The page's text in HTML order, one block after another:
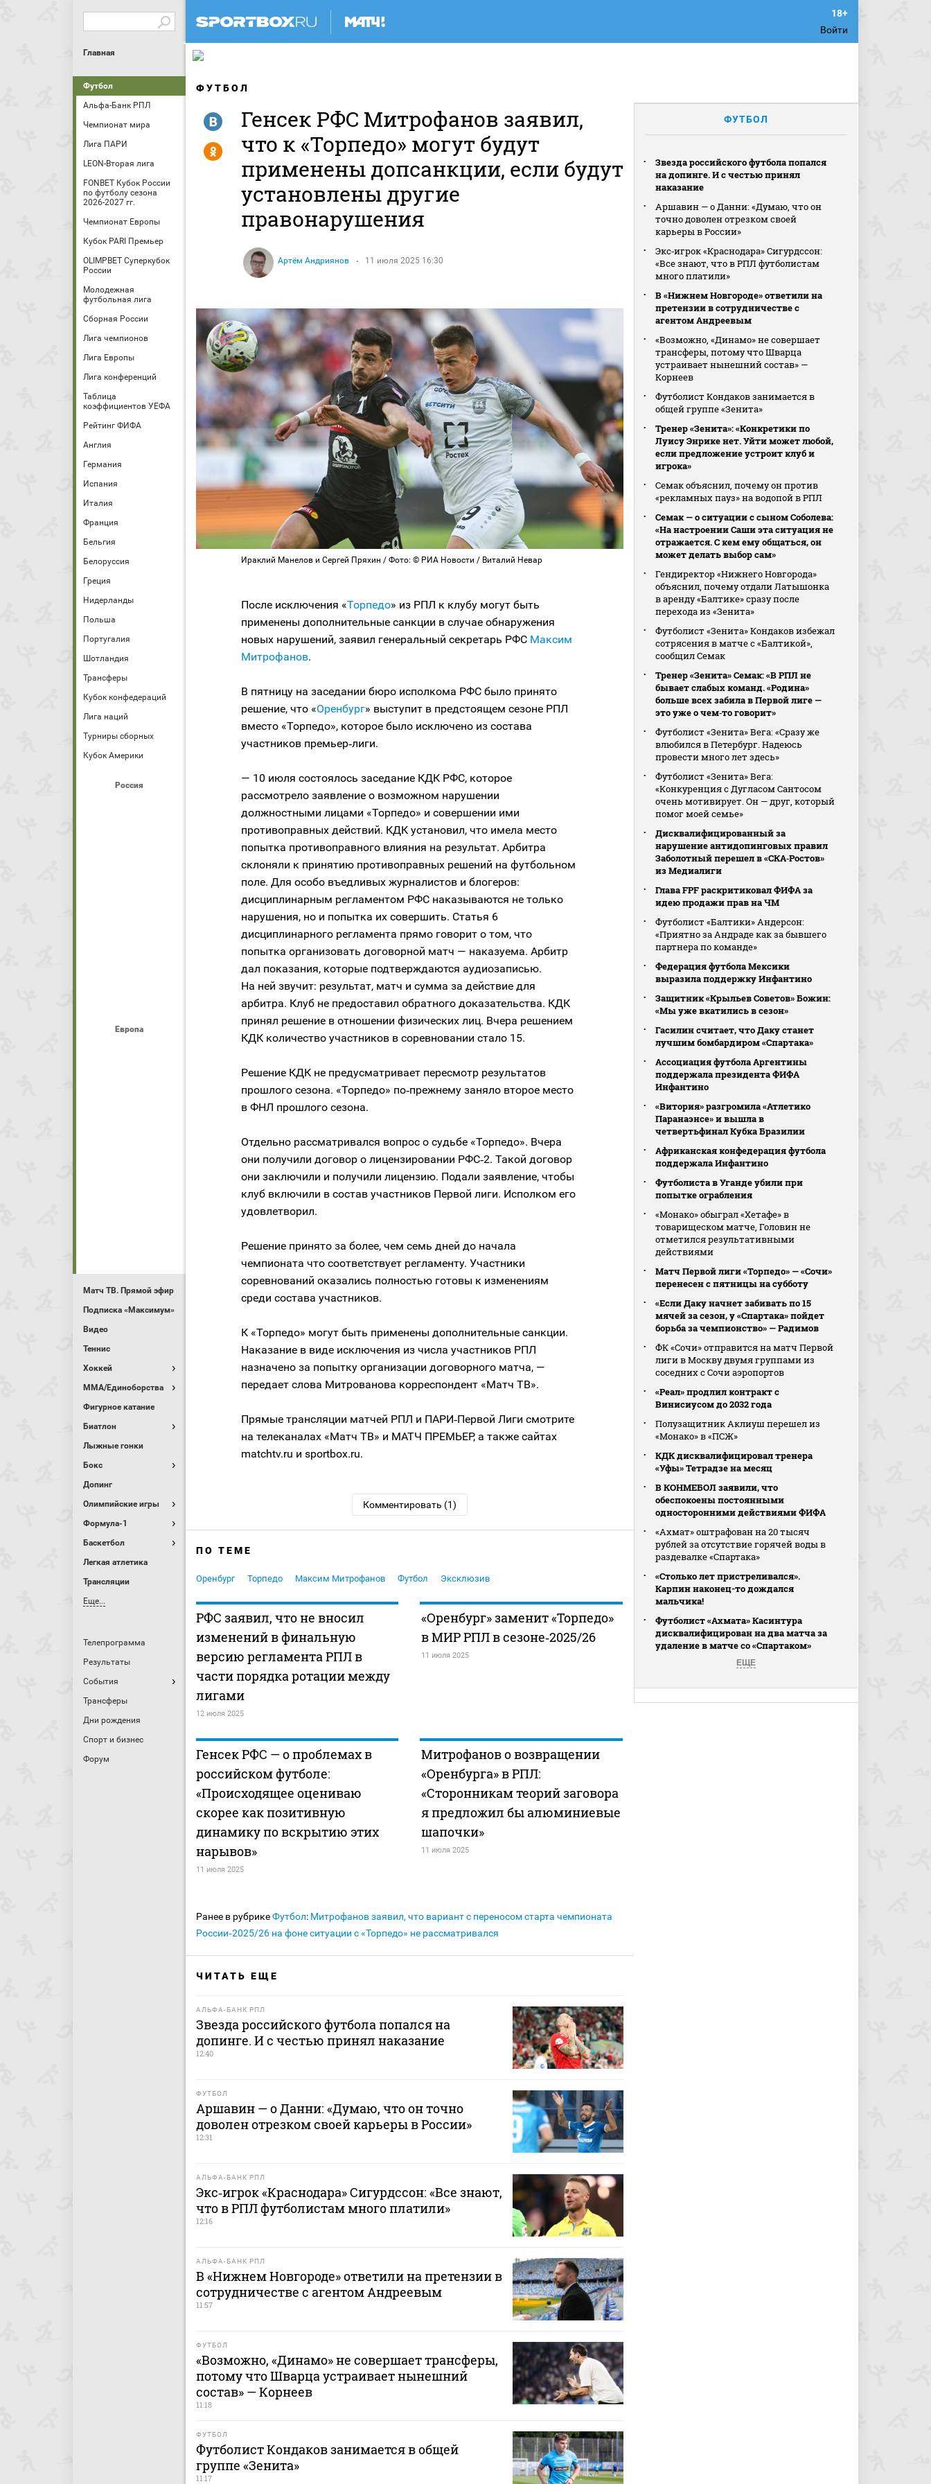
Войти
Главная
Футбол
Альфа-Банк РПЛ
Чемпионат мира
Лига ПАРИ
LEON-Вторая лига
FONBET Кубок России
по футболу сезона
2026-2027 гг.
Чемпионат Европы
Кубок PARI Премьер
OLIMPBET Суперкубок
России
Молодежная
футбольная лига
Сборная России
Лига чемпионов
Лига Европы
Лига конференций
Таблица
коэффициентов УЕФА
Рейтинг ФИФА
Англия
Германия
Испания
Италия
Франция
Бельгия
Белоруссия
Греция
Нидерланды
Польша
Португалия
Шотландия
Трансферы
Кубок конфедераций
Лига наций
Турниры сборных
Кубок Америки
Россия
Европа
Матч ТВ. Прямой эфир
Подписка «Максимум»
Видео
Теннис
Хоккей
MMA/Единоборства
Фигурное катание
Биатлон
Лыжные гонки
Бокс
Допинг
Олимпийские игры
Формула-1
Баскетбол
Легкая атлетика
Трансляции
Еще...
Телепрограмма
Результаты
События
Трансферы
Дни рождения
Спорт и бизнес
Форум
ФУТБОЛ
Генсек РФС Митрофанов заявил,
что к «Торпедо» могут будут
применены допсанкции, если будут
установлены другие
правонарушения
Артём Андриянов 11 июля 2025 16:30
R
Y
Ираклий Манелов и Сергей Пряхин / Фото: © РИА Новости / Виталий Невар
После исключения «Торпедо» из РПЛ к клубу могут быть
применены дополнительные санкции в случае обнаружения
новых нарушений, заявил генеральный секретарь РФС Максим
Митрофанов.
В пятницу на заседании бюро исполкома РФС было принято
решение, что «Оренбург» выступит в предстоящем сезоне РПЛ
вместо «Торпедо», которое было исключено из состава
участников премьер‑лиги.
— 10 июля состоялось заседание КДК РФС, которое
рассмотрело заявление о возможном нарушении
должностными лицами «Торпедо» и совершении ими
противоправных действий. КДК установил, что имела место
попытка противоправного влияния на результат. Арбитра
склоняли к принятию противоправных решений на футбольном
поле. Для особо въедливых журналистов и блогеров:
дисциплинарным регламентом РФС наказываются не только
нарушения, но и попытка их совершить. Статья 6
дисциплинарного регламента прямо говорит о том, что
попытка организовать договорной матч — наказуема. Арбитр
дал показания, которые подтверждаются аудиозаписью.
На ней звучит: результат, матч и сумма за действие для
арбитра. Клуб не предоставил обратного доказательства. КДК
принял решение в отношении физических лиц. Вчера решением
КДК количество участников в соревновании стало 15.
Решение КДК не предусматривает пересмотр результатов
прошлого сезона. «Торпедо» по‑прежнему заняло второе место
в ФНЛ прошлого сезона.
Отдельно рассматривался вопрос о судьбе «Торпедо». Вчера
они получили договор о лицензировании РФС‑2. Такой договор
они заключили и получили лицензию. Подали заявление, чтобы
клуб включили в состав участников Первой лиги. Исполком его
удовлетворил.
Решение принято за более, чем семь дней до начала
чемпионата что соответствует регламенту. Участники
соревнований оказались полностью готовы к изменениям
среди состава участников.
К «Торпедо» могут быть применены дополнительные санкции.
Наказание в виде исключения из числа участников РПЛ
назначено за попытку организации договорного матча, —
передает слова Митрованова корреспондент «Матч ТВ».
Прямые трансляции матчей РПЛ и ПАРИ‑Первой Лиги смотрите
на телеканалах «Матч ТВ» и МАТЧ ПРЕМЬЕР, а также сайтах
matchtv.ru и sportbox.ru.
Комментировать (1)
ПО ТЕМЕ
Оренбург Торпедо Максим Митрофанов Футбол Эксклюзив
РФС заявил, что не вносил
изменений в финальную
версию регламента РПЛ в
части порядка ротации между
лигами
12 июля 2025
«Оренбург» заменит «Торпедо»
в МИР РПЛ в сезоне‑2025/26
11 июля 2025
Генсек РФС — о проблемах в
российском футболе:
«Происходящее оцениваю
скорее как позитивную
динамику по вскрытию этих
нарывов»
11 июля 2025
Митрофанов о возвращении
«Оренбурга» в РПЛ:
«Сторонникам теорий заговора
я предложил бы алюминиевые
шапочки»
11 июля 2025
Ранее в рубрикеФутбол: Митрофанов заявил, что вариант с переносом старта чемпионата
России‑2025/26 на фоне ситуации с «Торпедо» не рассматривался
ЧИТАТЬ ЕЩЕ
АЛЬФА-БАНК РПЛ
Звезда российского футбола попался на
допинге. И с честью принял наказание
12:40
ФУТБОЛ
Аршавин — о Данни: «Думаю, что он точно
доволен отрезком своей карьеры в России»
12:31
АЛЬФА-БАНК РПЛ
Экс‑игрок «Краснодара» Сигурдссон: «Все знают,
что в РПЛ футболистам много платили»
12:16
АЛЬФА-БАНК РПЛ
В «Нижнем Новгороде» ответили на претензии в
сотрудничестве с агентом Андреевым
11:57
ФУТБОЛ
«Возможно, «Динамо» не совершает трансферы,
потому что Шварца устраивает нынешний
состав» — Корнеев
11:18
ФУТБОЛ
Футболист Кондаков занимается в общей
группе «Зенита»
11:17
ФУТБОЛ
Звезда российского футбола попался
на допинге. И с честью принял
наказание
Аршавин — о Данни: «Думаю, что он
точно доволен отрезком своей
карьеры в России»
Экс‑игрок «Краснодара» Сигурдссон:
«Все знают, что в РПЛ футболистам
много платили»
В «Нижнем Новгороде» ответили на
претензии в сотрудничестве с
агентом Андреевым
«Возможно, «Динамо» не совершает
трансферы, потому что Шварца
устраивает нынешний состав» —
Корнеев
Футболист Кондаков занимается в
общей группе «Зенита»
Тренер «Зенита»: «Конкретики по
Луису Энрике нет. Уйти может любой,
если предложение устроит клуб и
игрока»
Семак объяснил, почему он против
«рекламных пауз» на водопой в РПЛ
Семак — о ситуации с сыном Соболева:
«На настроении Саши эта ситуация не
отражается. С кем ему общаться, он
может делать выбор сам»
Гендиректор «Нижнего Новгорода»
объяснил, почему отдали Латышонка
в аренду «Балтике» сразу после
перехода из «Зенита»
Футболист «Зенита» Кондаков избежал
сотрясения в матче с «Балтикой»,
сообщил Семак
Тренер «Зенита» Семак: «В РПЛ не
бывает слабых команд. «Родина»
больше всех забила в Первой лиге —
это уже о чем‑то говорит»
Футболист «Зенита» Вега: «Сразу же
влюбился в Петербург. Надеюсь
провести много лет здесь»
Футболист «Зенита» Вега:
«Конкуренция с Дугласом Сантосом
очень мотивирует. Он — друг, который
помог моей семье»
Дисквалифицированный за
нарушение антидопинговых правил
Заболотный перешел в «СКА‑Ростов»
из Медиалиги
Глава FPF раскритиковал ФИФА за
идею продажи прав на ЧМ
Футболист «Балтики» Андерсон:
«Приятно за Андраде как за бывшего
партнера по команде»
Федерация футбола Мексики
выразила поддержку Инфантино
Защитник «Крыльев Советов» Божин:
«Мы уже вкатились в сезон»
Гасилин считает, что Даку станет
лучшим бомбардиром «Спартака»
Ассоциация футбола Аргентины
поддержала президента ФИФА
Инфантино
«Витория» разгромила «Атлетико
Паранаэнсе» и вышла в
четвертьфинал Кубка Бразилии
Африканская конфедерация футбола
поддержала Инфантино
Футболиста в Уганде убили при
попытке ограбления
«Монако» обыграл «Хетафе» в
товарищеском матче, Головин не
отметился результативными
действиями
Матч Первой лиги «Торпедо» — «Сочи»
перенесен с пятницы на субботу
«Если Даку начнет забивать по 15
мячей за сезон, у «Спартака» пойдет
борьба за чемпионство» — Радимов
ФК «Сочи» отправится на матч Первой
лиги в Москву двумя группами из
соседних с Сочи аэропортов
«Реал» продлил контракт с
Винисиусом до 2032 года
Полузащитник Аклиуш перешел из
«Монако» в «ПСЖ»
КДК дисквалифицировал тренера
«Уфы» Тетрадзе на месяц
В КОНМЕБОЛ заявили, что
обеспокоены постоянными
односторонними действиями ФИФА
«Ахмат» оштрафован на 20 тысяч
рублей за отсутствие горячей воды в
раздевалке «Спартака»
«Столько лет пристреливался».
Карпин наконец-то дождался
мальчика!
Футболист «Ахмата» Касинтура
дисквалифицирован на два матча за
удаление в матче со «Спартаком»
ЕЩЕ